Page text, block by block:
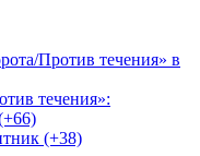
Против течения» в
течения»:
(+38)